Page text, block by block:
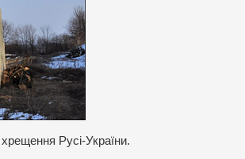
Русі-України.